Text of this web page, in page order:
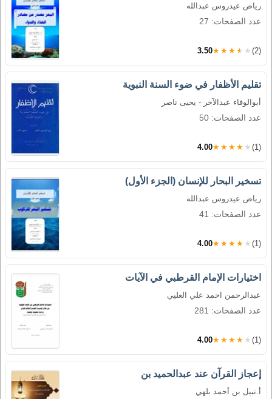
رياض عيدروس عبدالله
عدد الصفحات: 27
3.50★★★★★ (2)
تقليم الأظفار في ضوء السنة النبوية
أبوالوفاء عبدالآخر - يحيى ناصر
عدد الصفحات: 50
4.00★★★★★ (1)
تسخير البحار للإنسان (الجزء الأول)
رياض عيدروس عبدالله
عدد الصفحات: 41
4.00★★★★★ (1)
اختيارات الإمام القرطبي في الآيات
عبدالرحمن احمد علي العليي
عدد الصفحات: 281
4.00★★★★★ (1)
إعجاز القرآن عند عبدالحميد بن
أ.نبيل بن أحمد بلهي